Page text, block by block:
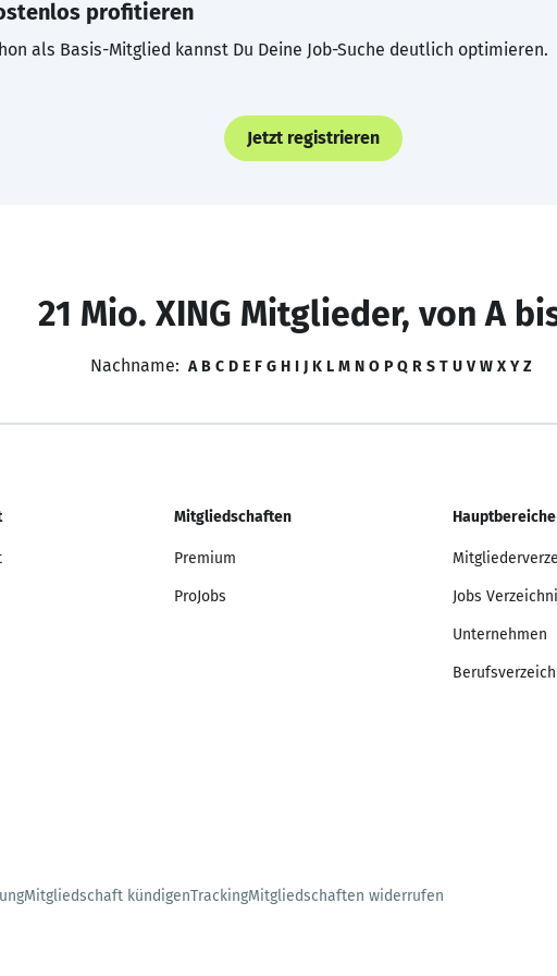
profitieren
als Basis-Mitglied kannst Du Deine Job-Suche deutlich optimieren.
Jetzt registrieren
21 Mio. XING Mitglieder, von A
Nachname: A B C D E F G H I J K L M N O P Q R S T U V W X Y Z
Mitgliedschaften
Premium
ProJobs
Hauptbereiche
Jobs
Unternehmen
Mitgliedschaft kündigenTrackingMitgliedschaften widerrufen